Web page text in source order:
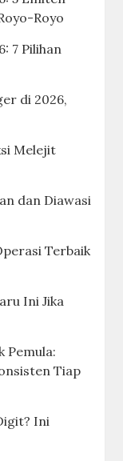
Royo
7 Pilihan
di 2026,
Melejit
dan Diawasi
Terbaik
Ini Jika
Pemula:
Tiap
Ini